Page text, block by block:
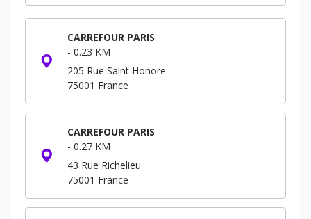
CARREFOUR PARIS
- 0.23 KM
205 Rue Saint Honore
75001 France
CARREFOUR PARIS
- 0.27 KM
43 Rue Richelieu
75001 France